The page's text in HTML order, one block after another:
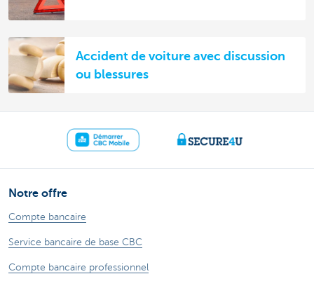
Accident de voiture avec discussion
ou blessures
Notre offre
Compte bancaire
Service bancaire de base CBC
Compte bancaire professionnel